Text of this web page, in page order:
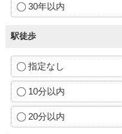
30年以内
駅徒歩
指定なし
10分以内
20分以内